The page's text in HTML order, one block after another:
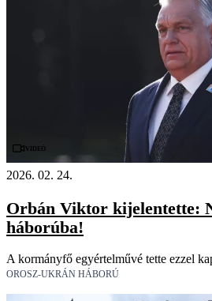
Videó
2026. 02. 24.
Orbán Viktor kijelentette:
háborúba!
A kormányfő egyértelművé tette ezzel
OROSZ-UKRÁN HÁBORÚ